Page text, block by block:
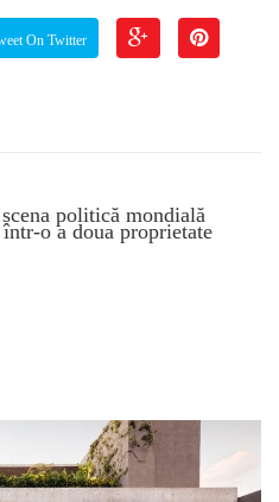
On Twitter
politică mondială
o a doua proprietate